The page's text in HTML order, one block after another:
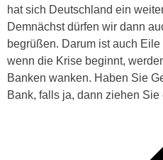
hat sich Deutschland ein
Demnächst dürfen wir dann
begrüßen. Darum ist auch
wenn die Krise beginnt,
Banken wanken. Haben Sie
Bank, falls ja, dann ziehen Sie